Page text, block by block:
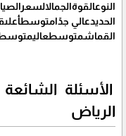
الحديدعالي
الأسئلة
الرياض